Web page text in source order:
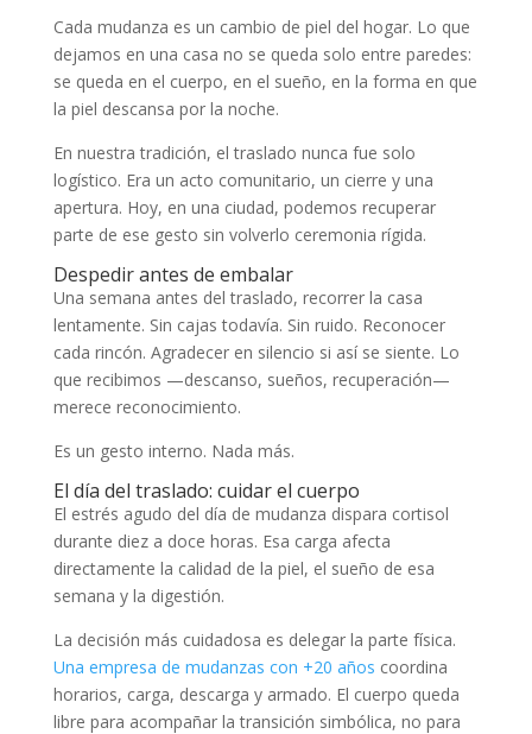
Cada mudanza es un cambio de piel del hogar. Lo que
dejamos en una casa no se queda solo entre paredes:
se queda en el cuerpo, en el sueño, en la forma en que
la piel descansa por la noche.
En nuestra tradición, el traslado nunca fue solo
logístico. Era un acto comunitario, un cierre y una
apertura. Hoy, en una ciudad, podemos recuperar
parte de ese gesto sin volverlo ceremonia rígida.
Despedir antes de embalar
Una semana antes del traslado, recorrer la casa
lentamente. Sin cajas todavía. Sin ruido. Reconocer
cada rincón. Agradecer en silencio si así se siente. Lo
que recibimos —descanso, sueños, recuperación—
merece reconocimiento.
Es un gesto interno. Nada más.
El día del traslado: cuidar el cuerpo
El estrés agudo del día de mudanza dispara cortisol
durante diez a doce horas. Esa carga afecta
directamente la calidad de la piel, el sueño de esa
semana y la digestión.
La decisión más cuidadosa es delegar la parte física.
Una empresa de mudanzas con +20 años coordina
horarios, carga, descarga y armado. El cuerpo queda
libre para acompañar la transición simbólica, no para